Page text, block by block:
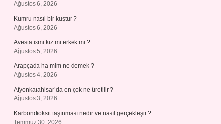
Ağustos 6, 2026
Kumru nasıl bir kuştur ?
Ağustos 6, 2026
Avesta ismi kız mı erkek mi ?
Ağustos 5, 2026
Arapçada ha mim ne demek ?
Ağustos 4, 2026
Afyonkarahisar’da en çok ne üretilir ?
Ağustos 3, 2026
Karbondioksit taşınması nedir ve nasıl gerçekleşir ?
Temmuz 30, 2026